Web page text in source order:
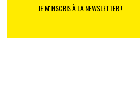
JE M'INSCRIS À LA NEWSLETTER !